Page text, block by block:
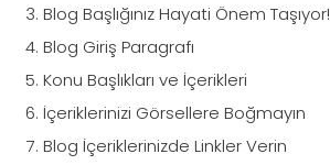
Blog Başlığınız Hayati Önem Taşıyor!
Blog Giriş Paragrafı
Konu Başlıkları ve İçerikleri
İçeriklerinizi Görsellere Boğmayın
Blog İçeriklerinizde Linkler Verin